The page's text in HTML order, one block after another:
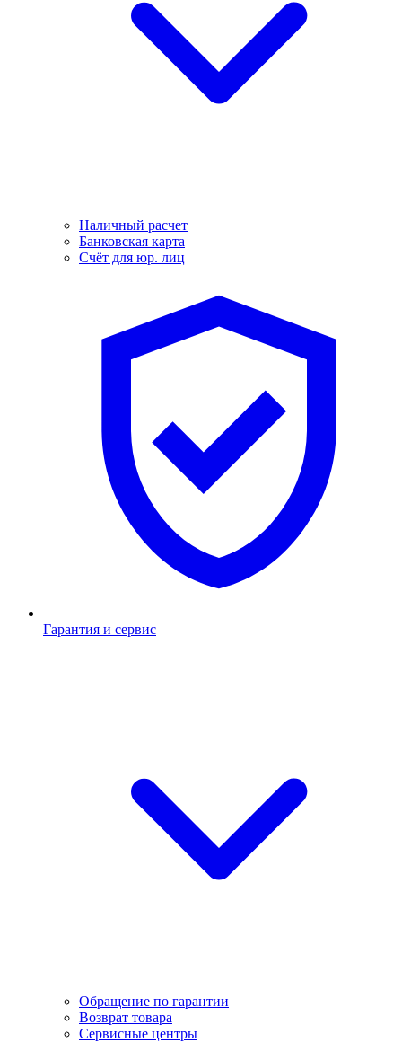
Наличный расчет
Банковская карта
Счёт для юр. лиц
Гарантия и сервис
Обращение по гарантии
Возврат товара
Сервисные центры